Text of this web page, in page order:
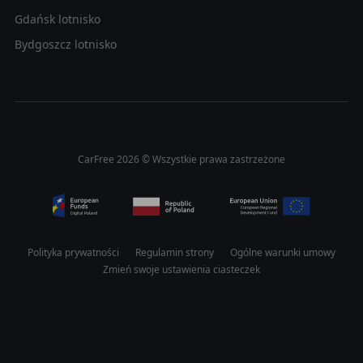
Gdańsk lotnisko
Bydgoszcz lotnisko
CarFree 2026 © Wszystkie prawa zastrzeżone
Polityka prywatności Regulamin strony
Ogólne warunki umowy
Zmień swoje ustawienia ciasteczek